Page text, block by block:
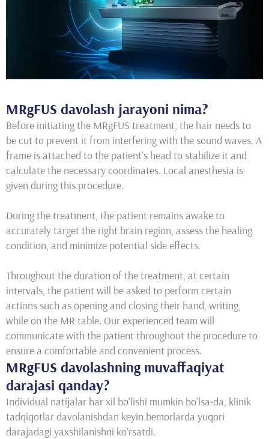
MRgFUS davolash jarayoni nima?
Before initiating the MRgFUS treatment, the hair needs to
be cut to prevent it from interfering with the sound waves. A
frame is attached to the patient's head to stabilize it and
calculate the necessary coordinates. Local anesthesia is
given during this procedure.
During the treatment, the patient remains awake to
accurately target the right brain region, assess the healing
condition, and minimize potential side effects.
Throughout the duration of the treatment, at certain
intervals, the patient will be asked to perform certain
actions such as opening and closing their hand, writing,
while on the MR table. Our experienced team will
communicate with the patient throughout the procedure to
ensure a comfortable and convenient process.
MRgFUS davolashning muvaffaqiyat
darajasi qanday?
Individual natijalar har xil bo'lishi mumkin bo'lsa-da, klinik
tadqiqotlar davolanishdan keyin bemorlarda yuqori
darajadagi yaxshilanishni ko'rsatdi.